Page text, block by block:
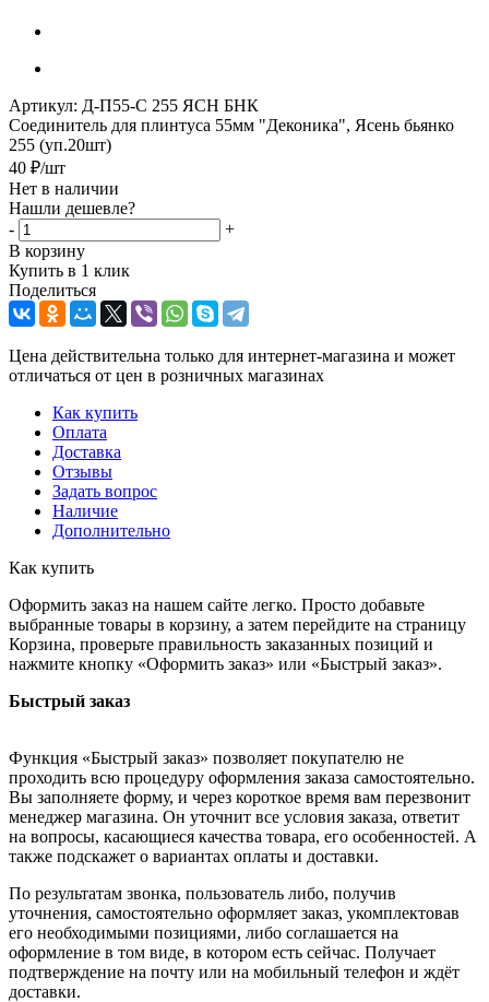
Артикул: Д-П55-С 255 ЯСН БНК
Соединитель для плинтуса 55мм "Деконика", Ясень бьянко
255 (уп.20шт)
40 ₽/шт
Нет в наличии
Нашли дешевле?
-
+
В корзину
Купить в 1 клик
Поделиться
Цена действительна только для интернет-магазина и может
отличаться от цен в розничных магазинах
Как купить
Оплата
Доставка
Отзывы
Задать вопрос
Наличие
Дополнительно
Как купить
Оформить заказ на нашем сайте легко. Просто добавьте
выбранные товары в корзину, а затем перейдите на страницу
Корзина, проверьте правильность заказанных позиций и
нажмите кнопку «Оформить заказ» или «Быстрый заказ».
Быстрый заказ
Функция «Быстрый заказ» позволяет покупателю не
проходить всю процедуру оформления заказа самостоятельно.
Вы заполняете форму, и через короткое время вам перезвонит
менеджер магазина. Он уточнит все условия заказа, ответит
на вопросы, касающиеся качества товара, его особенностей. А
также подскажет о вариантах оплаты и доставки.
По результатам звонка, пользователь либо, получив
уточнения, самостоятельно оформляет заказ, укомплектовав
его необходимыми позициями, либо соглашается на
оформление в том виде, в котором есть сейчас. Получает
подтверждение на почту или на мобильный телефон и ждёт
доставки.